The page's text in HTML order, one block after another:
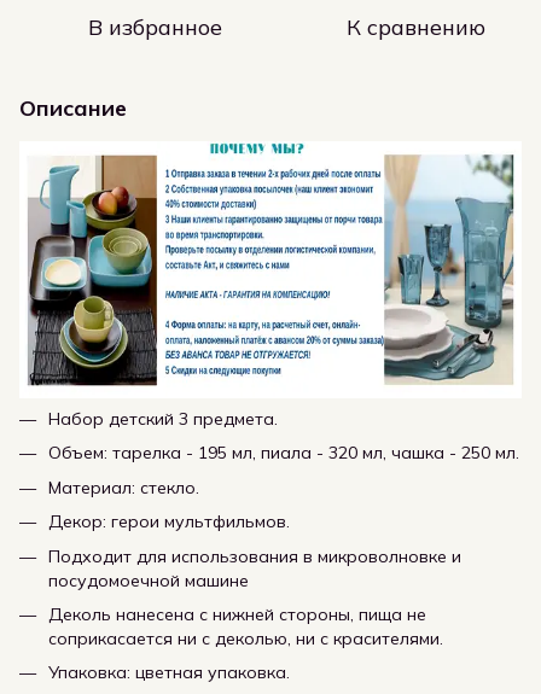
В избранное К сравнению
Описание
Набор детский 3 предмета.
Объем: тарелка - 195 мл, пиала - 320 мл, чашка - 250 мл.
Материал: стекло.
Декор: герои мультфильмов.
Подходит для использования в микроволновке и
посудомоечной машине
Деколь нанесена с нижней стороны, пища не
соприкасается ни с деколью, ни с красителями.
Упаковка: цветная упаковка.